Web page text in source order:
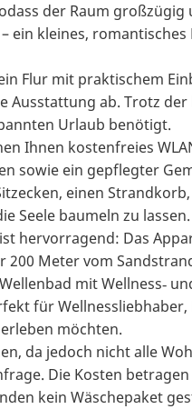
der Raum
– ein kleines,
Flur mit praktischem
Ausstattung ab. Trotz
Urlaub benötigt.
Ihnen kostenfreies
sowie ein gepflegter
einen
Seele baumeln zu lassen.
hervorragend: Das
200 Meter vom
mit Wellness‑
für Wellnessliebhaber,
möchten.
da jedoch nicht alle
Die Kosten
kein Wäschepaket